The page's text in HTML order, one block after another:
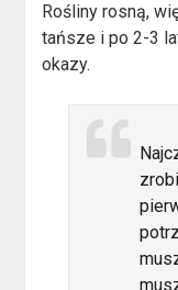
Rośliny rosną,
tańsze i po 2-3
okazy.